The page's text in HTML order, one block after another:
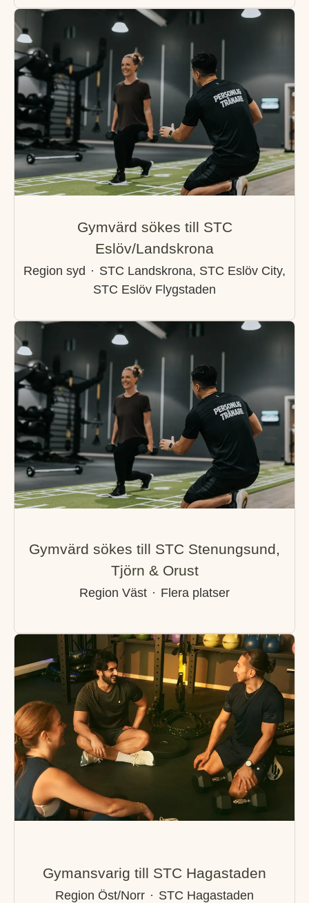
Gymvärd sökes till STC
Eslöv/Landskrona
Region syd · STC Landskrona, STC Eslöv City,
STC Eslöv Flygstaden
Gymvärd sökes till STC Stenungsund,
Tjörn & Orust
Region Väst · Flera platser
Gymansvarig till STC Hagastaden
Region Öst/Norr · STC Hagastaden